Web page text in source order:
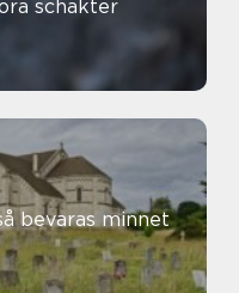
schakter